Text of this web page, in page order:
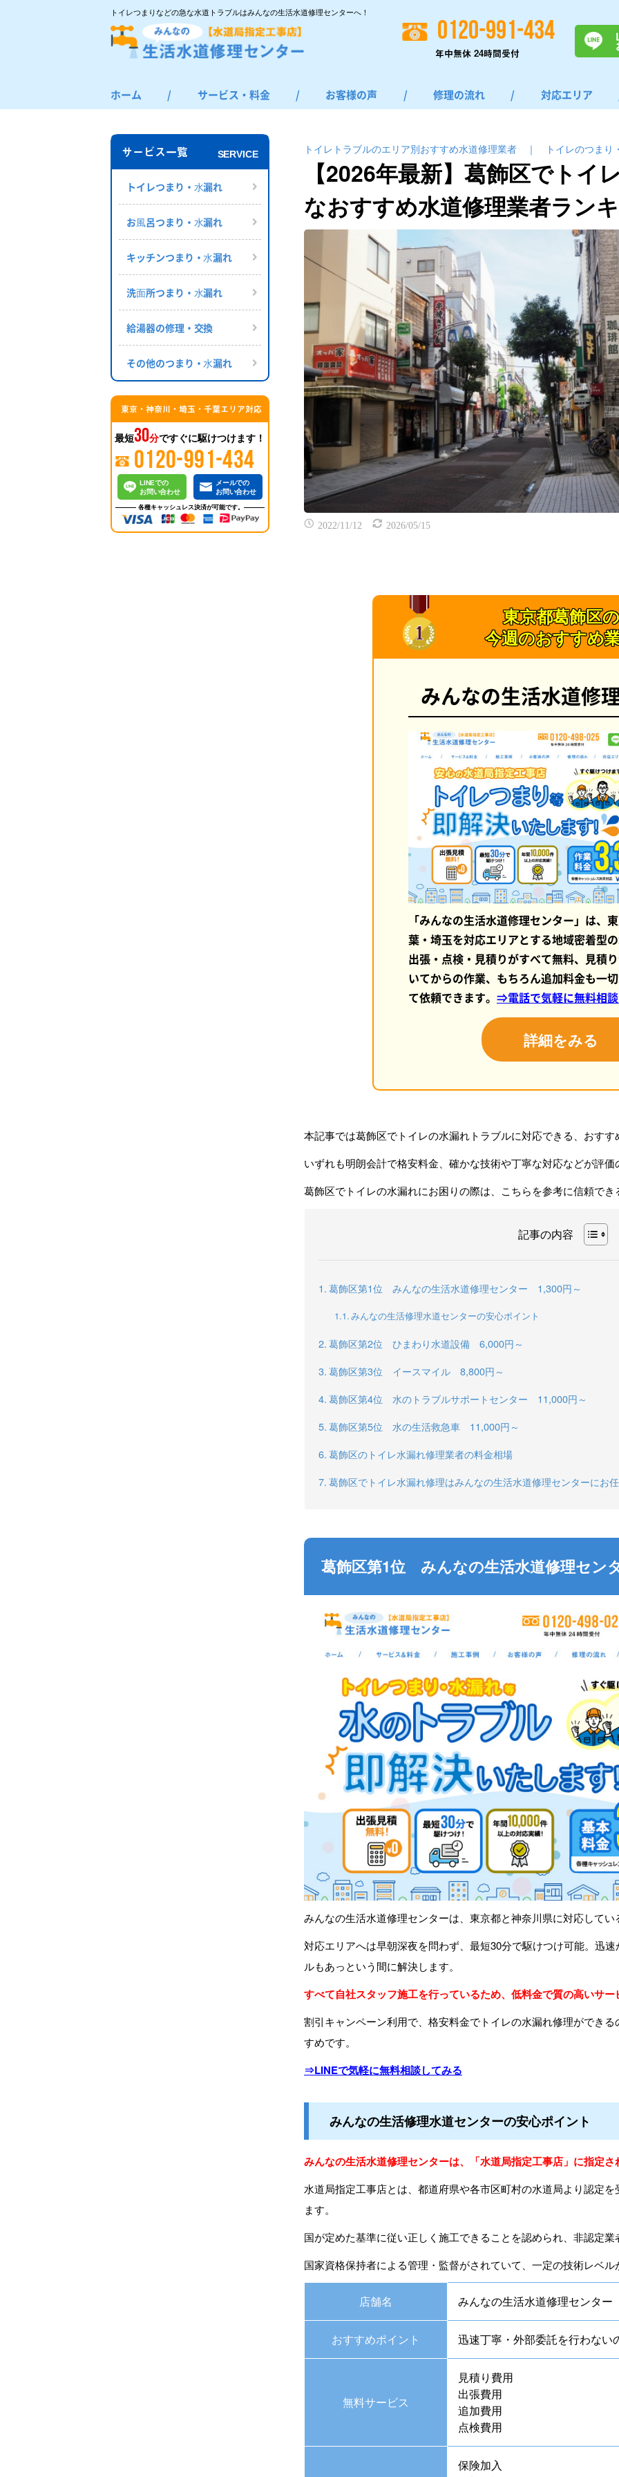
トイレつまりなどの急な水道トラブルはみんなの生活水道修理センターへ！
0120-991-434
年中無休 24時間受付
ホーム / サービス・料金
トイレつまり・水漏れ
お風呂つまり・水漏れ
キッチンつまり・水漏れ
洗面所つまり・水漏れ
給湯器の修理・交換
その他のつまり・水漏れ
/ お客様の声 / 修理の流れ / 対応エリア
サービス一覧 SERVICE
トイレつまり・⽔漏れ
お⾵呂つまり・⽔漏れ
キッチンつまり・⽔漏れ
洗⾯所つまり・⽔漏れ
給湯器の修理・交換
その他のつまり・⽔漏れ
東京・神奈川・埼玉・千葉エリア対応
最短30分ですぐに駆けつけます！
0120-991-434
LINEでの
お問い合わせ
メールでの
お問い合わせ
各種キャッシュレス決済が可能です。
トイレトラブルのエリア別おすすめ水道修理業者 ｜ トイレのつまり
【2026年最新】葛飾区でトイ
なおすすめ水道修理業者ラン
2022/11/12 2026/05/15
東京都葛飾区の
今週のおすすめ
みんなの生活水道修
「みんなの生活水道修理センター」は、
葉・埼玉を対応エリアとする地域密着型
出張・点検・見積りがすべて無料、見積
いてからの作業、もちろん追加料金も一
て依頼できます。 ⇒電話で気軽に無料相
詳細をみる
本記事では葛飾区でトイレの水漏れトラブルに対応できる、おす
いずれも明朗会計で格安料金、確かな技術や丁寧な対応などが評
葛飾区でトイレの水漏れにお困りの際は、こちらを参考に信頼で
記事の内容
葛飾区第1位 みんなの生活水道修理センター 1,300円～
みんなの生活修理水道センターの安心ポイント
葛飾区第2位 ひまわり水道設備 6,000円～
葛飾区第3位 イースマイル 8,800円～
葛飾区第4位 水のトラブルサポートセンター 11,000円～
葛飾区第5位 水の生活救急車 11,000円～
葛飾区のトイレ水漏れ修理業者の料金相場
葛飾区でトイレ水漏れ修理はみんなの生活水道修理センターにお
葛飾区第1位 みんなの生活水道修理セン
みんなの生活水道修理センターは、東京都と神奈川県に対応して
対応エリアへは早朝深夜を問わず、最短30分で駆けつけ可能。迅
ルもあっという間に解決します。
すべて⾃社スタッフ施⼯を行っているため、低料金で質の高いサ
割引キャンペーン利用で、格安料金でトイレの水漏れ修理ができ
すめです。
⇒LINEで気軽に無料相談してみる
みんなの生活修理水道センターの安心ポイント
みんなの生活水道修理センターは、「水道局指定工事店」に指定さ
水道局指定工事店とは、都道府県や各市区町村の水道局より認定
ます。
国が定めた基準に従い正しく施工できることを認められ、非認定
国家資格保持者による管理・監督がされていて、一定の技術レベ
店舗名 みんなの生活水道修理センター
おすすめポイント 迅速丁寧・外部委託を行わない
無料サービス
見積り費用
出張費用
追加費用
点検費用
保険加入